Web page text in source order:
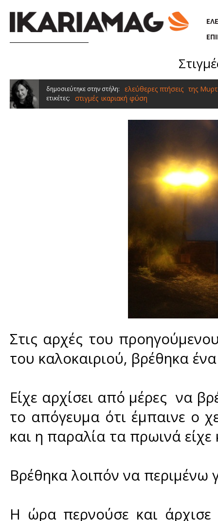
δημοσιεύτηκε στην στήλη: ελεύθερες πτήσεις της
ετικέτες: στιγμές, ικαριακή φύση
Στις αρχές του
του καλοκαιριού, βρέθηκα
Είχε αρχίσει από μέρες να
το απόγευμα ότι έμπαινε ο
και η παραλία τα πρωινά
Βρέθηκα λοιπόν να περιμένω
Η ώρα περνούσε και